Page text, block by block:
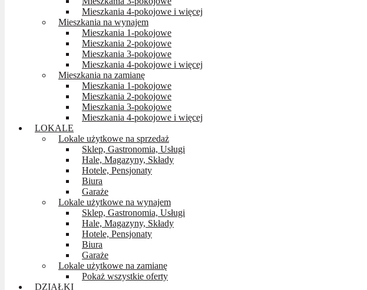
Mieszkania 4-pokojowe i więcej
Mieszkania na wynajem
Mieszkania 1-pokojowe
Mieszkania 2-pokojowe
Mieszkania 3-pokojowe
Mieszkania 4-pokojowe i więcej
Mieszkania na zamianę
Mieszkania 1-pokojowe
Mieszkania 2-pokojowe
Mieszkania 3-pokojowe
Mieszkania 4-pokojowe i więcej
LOKALE
Lokale użytkowe na sprzedaż
Sklep, Gastronomia, Usługi
Hale, Magazyny, Składy
Hotele, Pensjonaty
Biura
Garaże
Lokale użytkowe na wynajem
Sklep, Gastronomia, Usługi
Hale, Magazyny, Składy
Hotele, Pensjonaty
Biura
Garaże
Lokale użytkowe na zamianę
Pokaż wszystkie oferty
DZIAŁKI